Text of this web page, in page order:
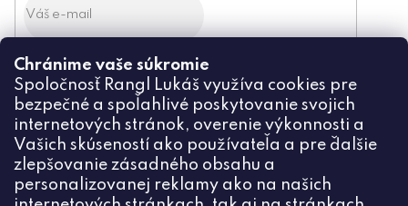
Chránime vaše súkromie
Spoločnosť Rangl Lukáš využíva cookies pre
bezpečné a spoľahlivé poskytovanie svojich
internetových stránok, overenie výkonnosti a
Vašich skúseností ako používateľa a pre ďalšie
zlepšovanie zásadného obsahu a
personalizovanej reklamy ako na našich
Odoslaním súhlasíte zo
spracovaním osobných údajov
PRIHLÁSIŤ